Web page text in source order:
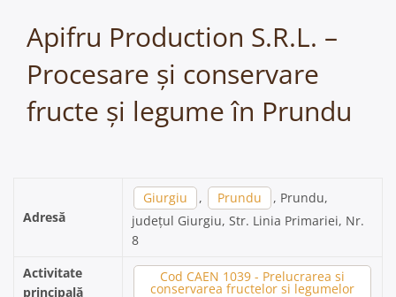
Apifru Production S.R.L. –
Procesare și conservare
fructe și legume în Prundu
Adresă
Giurgiu , Prundu
, Prundu,
județul Giurgiu, Str. Linia Primariei, Nr.
8
Activitate
principală
Cod CAEN 1039 - Prelucrarea si
conservarea fructelor si legumelor